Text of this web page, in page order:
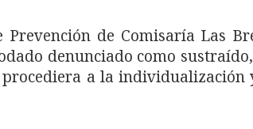
de Comisaría Las
denunciado como
a la individualización